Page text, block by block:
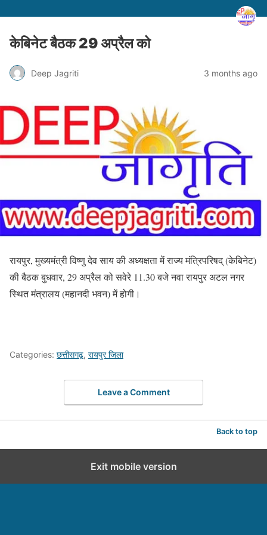
केबिनेट बैठक 29 अप्रैल को
Deep Jagriti 3 months ago
रायपुर, मुख्यमंत्री विष्णु देव साय की अध्यक्षता में राज्य मंत्रिपरिषद् (केबिनेट)
की बैठक बुधवार, 29 अप्रैल को सवेरे 11.30 बजे नवा रायपुर अटल नगर
स्थित मंत्रालय (महानदी भवन) में होगी।
Categories: छत्तीसगढ़, रायपुर जिला
Leave a Comment
Back to top
Exit mobile version